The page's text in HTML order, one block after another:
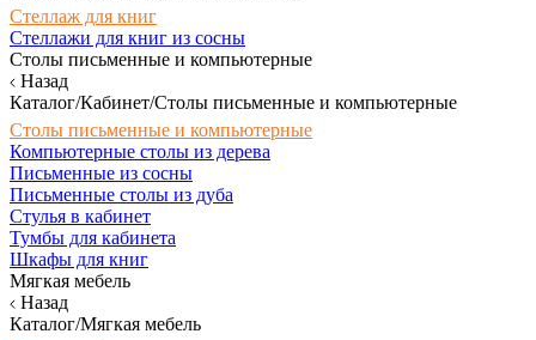
Стеллаж для книг
Стеллажи для книг из сосны
Столы письменные и компьютерные
Назад
Каталог/Кабинет/Столы письменные и компьютерные
Столы письменные и компьютерные
Компьютерные столы из дерева
Письменные из сосны
Письменные столы из дуба
Стулья в кабинет
Тумбы для кабинета
Шкафы для книг
Мягкая мебель
Назад
Каталог/Мягкая мебель